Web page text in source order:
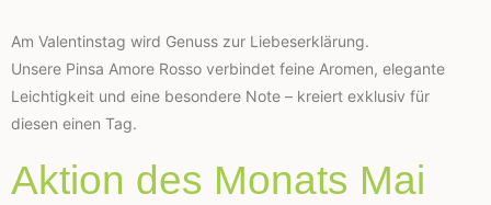
Am Valentinstag wird Genuss zur Liebeserklärung.
Unsere Pinsa Amore Rosso verbindet feine Aromen, elegante
Leichtigkeit und eine besondere Note – kreiert exklusiv für
diesen einen Tag.
Aktion des Monats Mai